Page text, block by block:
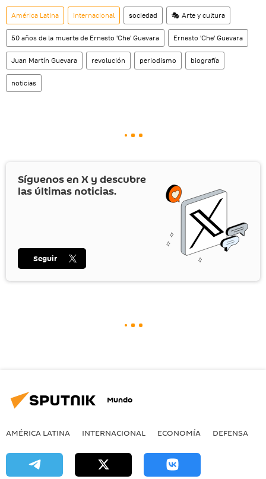
América Latina Internacional sociedad 🎭 Arte y cultura
50 años de la muerte de Ernesto 'Che' Guevara Ernesto 'Che' Guevara
Juan Martín Guevara revolución periodismo biografía
noticias
Síguenos en X y descubre
las últimas noticias.
Seguir
Mundo
AMÉRICA LATINA INTERNACIONAL ECONOMÍA DEFENSA